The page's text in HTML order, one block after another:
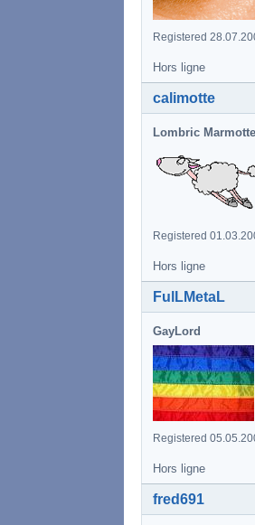
Registered
Hors ligne
calimotte
Lombric Marmotte
Registered
Hors ligne
FulLMetaL
GayLord
Registered
Hors ligne
fred691